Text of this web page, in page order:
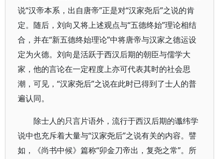
说“汉帝本系，出自唐帝”正是对“汉家尧后”之说的肯
定。随后，刘向又将上述观点与“五德终始”理论相结
合，并在“新五德终始理论”中将唐帝与汉家之德运设
定为火德。刘向是活跃于西汉后期的朝臣与儒学大
家，他的言论在一定程度上亦可代表其时的社会思
潮，可见，“汉家尧后”之说在此时已得到了士人的普
遍认同。
除士人的只言片语外，流行于西汉后期的谶纬学
说中也充斥着大量与“汉家尧后”之说有关的内容。譬
如，《尚书中候》篇称“卯金刀帝出，复尧之常”。所